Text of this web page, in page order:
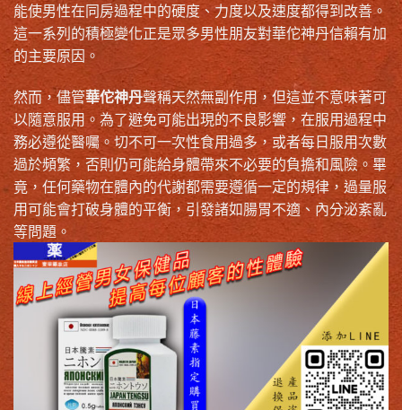
能使男性在同房過程中的硬度、力度以及速度都得到改善。
這一系列的積極變化正是眾多男性朋友對華佗神丹信賴有加
的主要原因。
然而，儘管華佗神丹聲稱天然無副作用，但這並不意味著可
以隨意服用。為了避免可能出現的不良影響，在服用過程中
務必遵從醫囑。切不可一次性食用過多，或者每日服用次數
過於頻繁，否則仍可能給身體帶來不必要的負擔和風險。畢
竟，任何藥物在體內的代謝都需要遵循一定的規律，過量服
用可能會打破身體的平衡，引發諸如腸胃不適、內分泌紊亂
等問題。